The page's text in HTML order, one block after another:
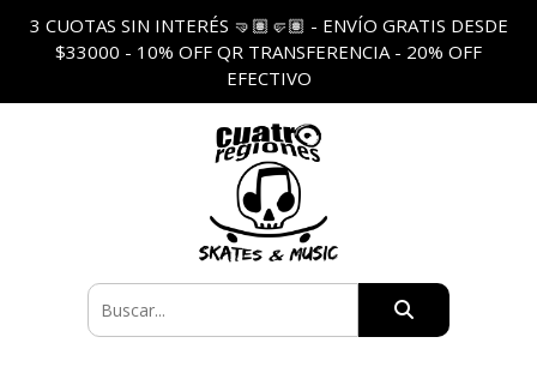
3 CUOTAS SIN INTERÉS 🤜🏽🤛🏽 - ENVÍO GRATIS DESDE
$33000 - 10% OFF QR TRANSFERENCIA - 20% OFF
EFECTIVO